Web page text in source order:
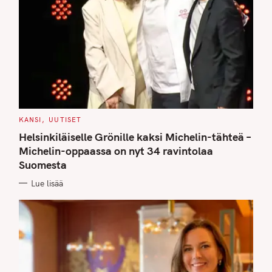
C
T
E
G
O
R
I
S
KANSI UUTISET
Helsinkiläiselle Grönille kaksi Michelin-tähteä –
Michelin-oppaassa on nyt 34 ravintolaa
Suomesta
Lue lisää